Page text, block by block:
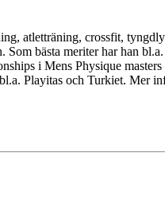
atletträning, crossfit,
bästa meriter har han
i Mens Physique
Playitas och Turkiet. Mer